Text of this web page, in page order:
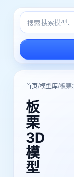
搜索
首页/模型库/板栗
板
栗
3D
模
型